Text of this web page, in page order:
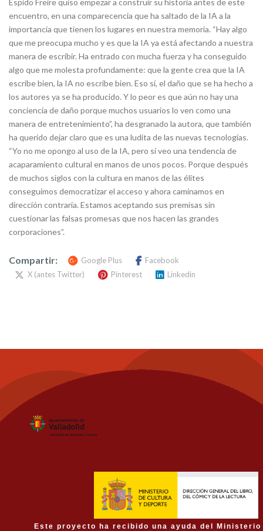
Espido Freire quiso empezar a construir su historia antes de este
encuentro, en una comparecencia que ha saltado de la IA a la
importancia que tienen los lugares en nuestra memoria. “Hay algo
que me preocupa mucho y es que la IA ya está afectando a nuestra
manera de escribir. Ha entrado con mucha fuerza y ha conseguido
algo que me molesta profundamente: que la gente crea que la IA
escribe bien, la IA no escribe bien. Eso sí, el daño que se ha hecho a
los autores ya se ha producido. Y lo peor es que aún no hay una
conciencia de daño porque muchos usuarios lo ven como una
manera de entretenimiento”, ha desgranado la autora, que también
ha querido dejar claro que es una ludita de las nuevas tecnologías.
“Yo no me opongo al uso de la IA, pero sí veo una tendencia de
acaparamiento cultural en manos de unos pocos. Porque después
de muchos siglos con la cultura en manos de las élites
conseguimos democratizar el acceso y ahora caminamos en
dirección contraria. Estamos aceptando sus premisas sin
cuestionar las falsas promesas que nos hacen las grandes
corporaciones”.
Compartir: Google Plus
Facebook
X (antes Twitter)
Pinterest Linkedin
Este proyecto ha recibido una ayuda del